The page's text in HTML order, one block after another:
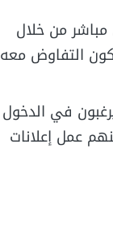
من خلال
التفاوض معه
في الدخول
عمل إعلانات